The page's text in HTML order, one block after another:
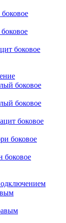
боковое
боковое
боковое
боковое
боковое
боковое